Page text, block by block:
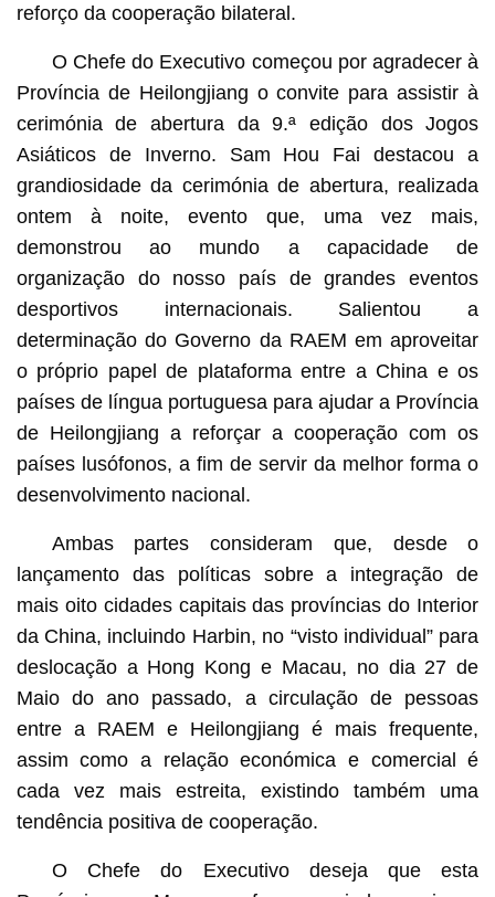
reforço da cooperação bilateral.
O Chefe do Executivo começou por agradecer à
Província de Heilongjiang o convite para assistir à
cerimónia de abertura da 9.ª edição dos Jogos
Asiáticos de Inverno. Sam Hou Fai destacou a
grandiosidade da cerimónia de abertura, realizada
ontem à noite, evento que, uma vez mais,
demonstrou ao mundo a capacidade de
organização do nosso país de grandes eventos
desportivos internacionais. Salientou a
determinação do Governo da RAEM em aproveitar
o próprio papel de plataforma entre a China e os
países de língua portuguesa para ajudar a Província
de Heilongjiang a reforçar a cooperação com os
países lusófonos, a fim de servir da melhor forma o
desenvolvimento nacional.
Ambas partes consideram que, desde o
lançamento das políticas sobre a integração de
mais oito cidades capitais das províncias do Interior
da China, incluindo Harbin, no “visto individual” para
deslocação a Hong Kong e Macau, no dia 27 de
Maio do ano passado, a circulação de pessoas
entre a RAEM e Heilongjiang é mais frequente,
assim como a relação económica e comercial é
cada vez mais estreita, existindo também uma
tendência positiva de cooperação.
O Chefe do Executivo deseja que esta